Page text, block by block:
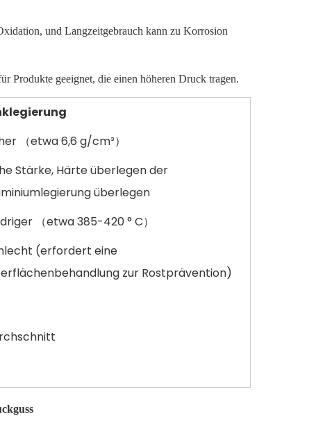
und Langzeitgebrauch kann zu Korrosion
Produkte geeignet, die einen höheren Druck tragen.
（etwa 6,6 g/cm³）
Stärke, Härte überlegen der
überlegen
（etwa 385-420 ° C）
(erfordert eine
zur Rostprävention)